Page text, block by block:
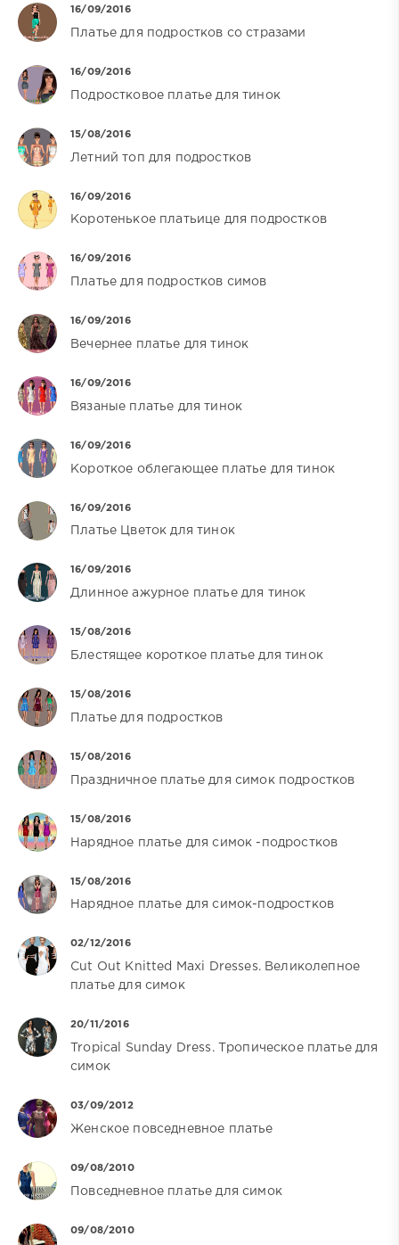
16/09/2016
Платье для подростков со стразами
16/09/2016
Подростковое платье для тинок
15/08/2016
Летний топ для подростков
16/09/2016
Коротенькое платьице для подростков
16/09/2016
Платье для подростков симов
16/09/2016
Вечернее платье для тинок
16/09/2016
Вязаные платье для тинок
16/09/2016
Короткое облегающее платье для тинок
16/09/2016
Платье Цветок для тинок
16/09/2016
Длинное ажурное платье для тинок
15/08/2016
Блестящее короткое платье для тинок
15/08/2016
Платье для подростков
15/08/2016
Праздничное платье для симок подростков
15/08/2016
Нарядное платье для симок -подростков
15/08/2016
Нарядное платье для симок-подростков
02/12/2016
Cut Out Knitted Maxi Dresses. Великолепное
платье для симок
20/11/2016
Tropical Sunday Dress. Тропическое платье для
симок
03/09/2012
Женское повседневное платье
09/08/2010
Повседневное платье для симок
09/08/2010